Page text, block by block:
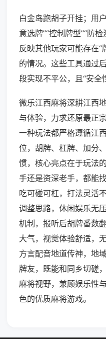
白金岛跑胡子开挂；用
意选牌”“控制牌型”“防
反映其他玩家可能存在“
的情况。这些工具通过
段实现不平公，且“安全
微乐江西麻将深耕江西
与体验，力求还原最正
一种玩法都严格遵循江
位，胡牌、杠牌、加分
惯，核心亮点在于玩法
手还是资深老手，都能
吃可碰可杠，打法灵活
调整思路，休闲娱乐无
机制，报听后胡牌番数
大气，视觉体验舒适，
方言配音地道传神，地
牌友，既能和同乡切磋
麻将视野，兼顾娱乐性
色的优质麻将游戏。